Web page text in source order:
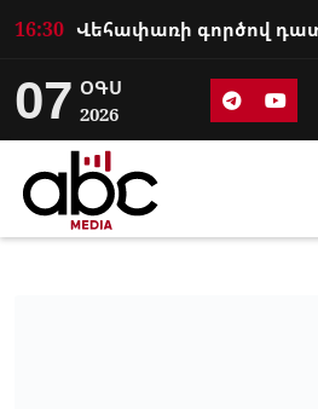
16:30
07 ՕԳՍ
2026